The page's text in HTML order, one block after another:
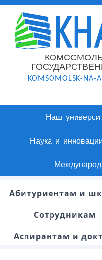
KOMSOMOLSK-NA-
Наш
Наука и инновации
Абитуриентам и
Сотрудникам
Аспирантам и